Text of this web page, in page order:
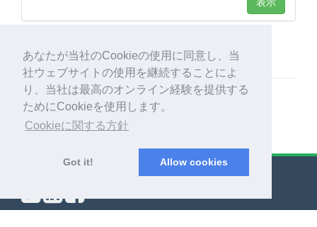
あなたが当社のCookieの使用に同意し、当
社ウェブサイトの使用を継続することによ
り、当社は最高のオンライン経験を提供する
ためにCookieを使用します。
Cookieに関する方針
Got it! Allow cookies
© Export Worldwide 2026